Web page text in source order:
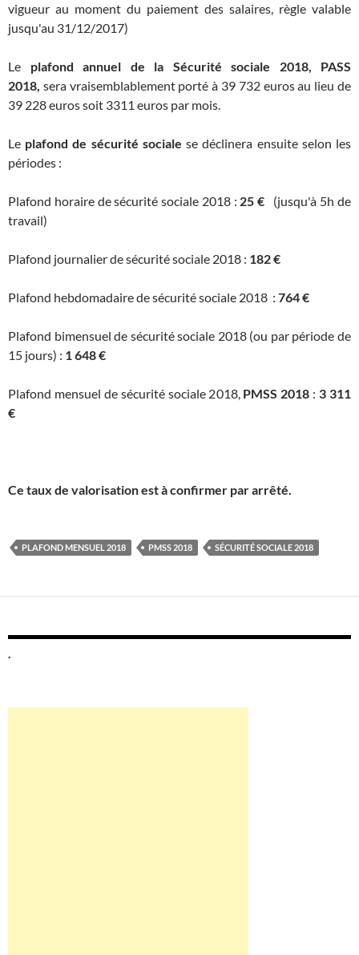
vigueur au moment du paiement des salaires, règle valable
jusqu'au 31/12/2017)
Le plafond annuel de la Sécurité sociale
2018, PASS
2018, sera vraisemblablement porté à 39 732 euros au lieu de
39 228 euros soit 3311 euros par mois.
Le plafond de sécurité sociale se déclinera ensuite selon les
périodes :
Plafond horaire de sécurité sociale 2018 : 25 € (jusqu'à 5h de
travail)
Plafond journalier de sécurité sociale 2018 : 182 €
Plafond hebdomadaire de sécurité sociale 2018 : 764 €
Plafond bimensuel de sécurité sociale 2018 (ou par période de
15 jours) : 1 648 €
Plafond mensuel de sécurité sociale 2018, PMSS 2018 : 3 311
€
Ce taux de valorisation est à confirmer par arrêté.
PLAFOND MENSUEL 2018 PMSS 2018 SÉCURITÉ SOCIALE 2018
.